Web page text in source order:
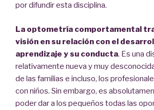
por difundir esta disciplina.
La optometría comportamental
visión en su relación con el
aprendizaje y su conducta. Es una
relativamente nueva y muy
de las familias e incluso, los
con niños. Sin embargo, es
poder dar a los pequeños todas las